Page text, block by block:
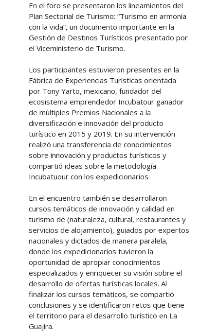
En el foro se presentaron los lineamientos del
Plan Sectorial de Turismo: “Turismo en armonía
con la vida”, un documento importante en la
Gestión de Destinos Turísticos presentado por
el Viceministerio de Turismo.
Los participantes estuvieron presentes en la
Fábrica de Experiencias Turísticas orientada
por Tony Yarto, mexicano, fundador del
ecosistema emprendedor Incubatour ganador
de múltiples Premios Nacionales a la
diversificación e innovación del producto
turístico en 2015 y 2019. En su intervención
realizó una transferencia de conocimientos
sobre innovación y productos turísticos y
compartió ideas sobre la metodología
Incubatuour con los expedicionarios.
En el encuentro también se desarrollaron
cursos temáticos de innovación y calidad en
turismo de (naturaleza, cultural, restaurantes y
servicios de alojamiento), guiados por expertos
nacionales y dictados de manera paralela,
donde los expedicionarios tuvieron la
oportunidad de apropiar conocimientos
especializados y enriquecer su visión sobre el
desarrollo de ofertas turísticas locales. Al
finalizar los cursos temáticos, se compartió
conclusiones y se identificaron retos que tiene
el territorio para el desarrollo turístico en La
Guajira.